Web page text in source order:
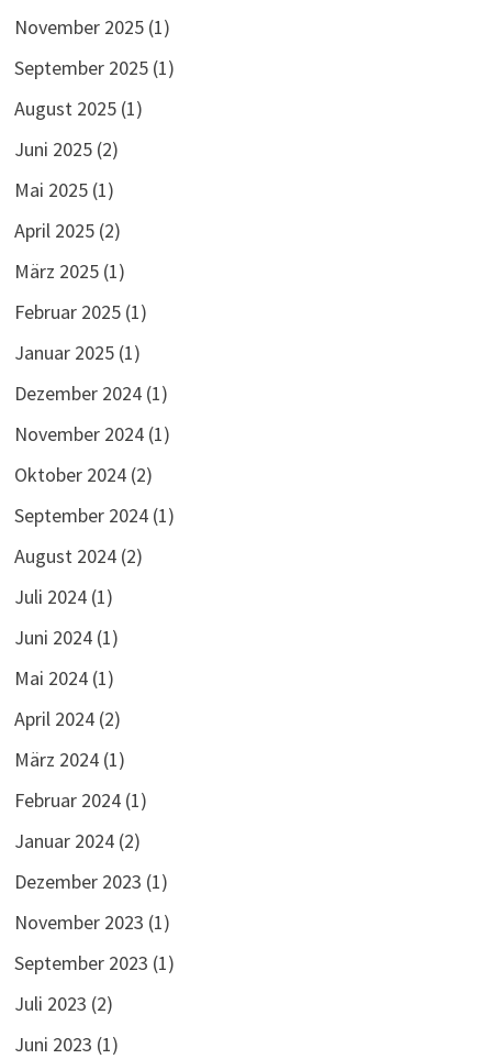
November 2025(1)
September 2025(1)
August 2025(1)
Juni 2025(2)
Mai 2025(1)
April 2025(2)
März 2025(1)
Februar 2025(1)
Januar 2025(1)
Dezember 2024(1)
November 2024(1)
Oktober 2024(2)
September 2024(1)
August 2024(2)
Juli 2024(1)
Juni 2024(1)
Mai 2024(1)
April 2024(2)
März 2024(1)
Februar 2024(1)
Januar 2024(2)
Dezember 2023 (1)
November 2023 (1)
September 2023 (1)
Juli 2023 (2)
Juni 2023 (1)